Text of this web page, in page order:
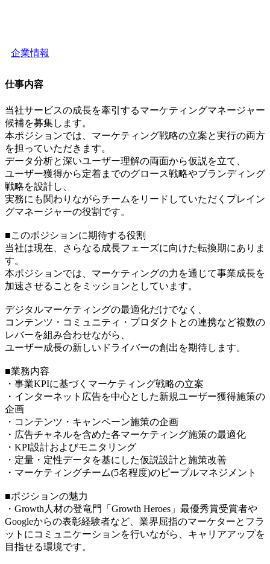
企業情報
仕事内容
当社サービスの成長を牽引するマーケティングマネージャー
候補を募集します。
本ポジションでは、マーケティング戦略の立案と実行の両方
を担っていただきます。
データ分析と深いユーザー理解の両面から仮説を立て、
ユーザー獲得から定着までのグロース戦略やブランディング
戦略を設計し、
実務にも関わりながらチームをリードしていただくプレイン
グマネージャーの役割です。
■このポジションに期待する役割
当社は現在、さらなる成長フェーズに向けた転換期にありま
す。
本ポジションでは、マーケティングの力を通じて事業成長を
加速させることをミッションとしています。
デジタルマーケティングの最適化だけでなく、
コンテンツ・コミュニティ・プロダクトとの連携など複数の
レバーを組み合わせながら、
ユーザー成長の新しいドライバーの創出を期待します。
■業務内容
・事業KPIに基づくマーケティング戦略の立案
・インターネット広告を中心とした新規ユーザー獲得施策の
企画
・コンテンツ・キャンペーン施策の企画
・広告チャネルを含めた各マーケティング施策の最適化
・KPI設計およびモニタリング
・定量・定性データを基にした仮説設計と施策改善
・マーケティングチーム(5名程度)のピープルマネジメント
■ポジションの魅力
・Growth人材の登竜門「Growth Heroes」最優秀賞受賞者や
Googleからの表彰経験者など、業界屈指のマーケターとフラ
ットにコミュニケーションを行いながら、キャリアアップを
目指せる環境です。